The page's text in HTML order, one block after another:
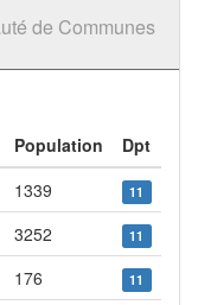
de Communes
Population
Dpt
1339 11
3252 11
176 11